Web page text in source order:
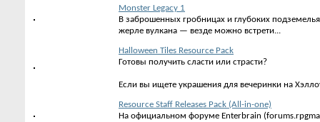
Monster Legacy 1
В заброшенных гробницах и глубоких
жерле вулкана — везде можно встрети...
Halloween Tiles Resource Pack
Готовы получить сласти или страсти?
Если вы ищете украшения для вечеринки на
Resource Staff Releases Pack (All-in-one)
На официальном форуме Enterbrain